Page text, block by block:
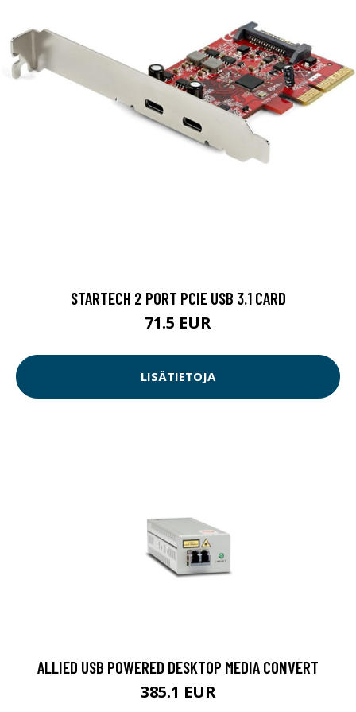
STARTECH 2 PORT PCIE USB 3.1 CARD
71.5 EUR
LISÄTIETOJA
ALLIED USB POWERED DESKTOP MEDIA CONVERT
385.1 EUR